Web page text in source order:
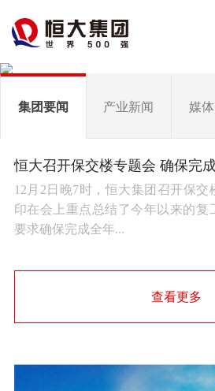
集团要闻 产业新闻 媒
恒大召开保交楼专题会 确保完
12月2日晚7时，恒大集团召开保
印在会上重点总结了今年以来的复
要求确保完成全年...
查看更多